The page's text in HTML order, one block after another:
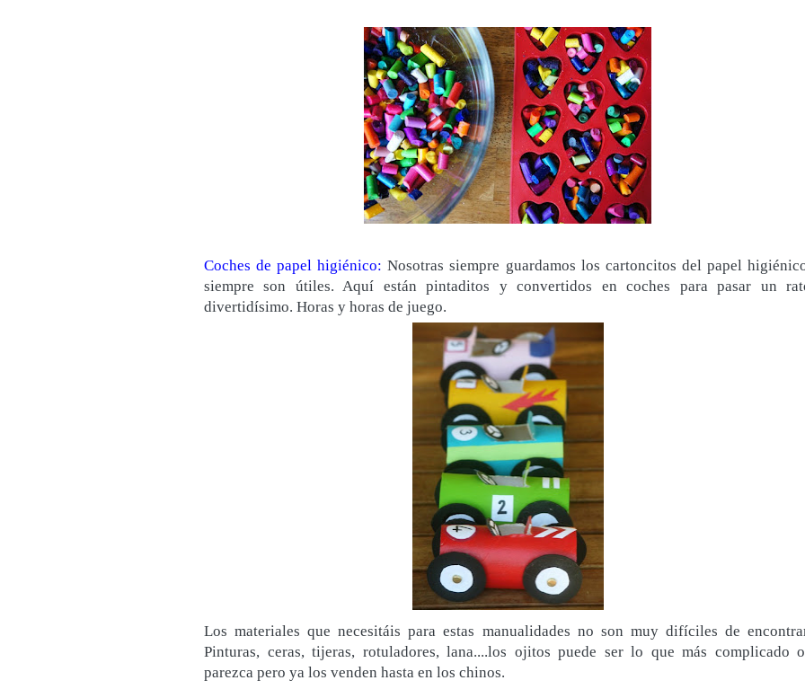
Coches de papel higiénico: Nosotras siempre guardamos los cartoncitos del papel
siempre son útiles. Aquí están pintaditos y convertidos en coches para pasar un
divertidísimo. Horas y horas de juego.
Los materiales que necesitáis para estas manualidades no son muy difíciles de
Pinturas, ceras, tijeras, rotuladores, lana....los ojitos puede ser lo que más complicado
parezca pero ya los venden hasta en los chinos.